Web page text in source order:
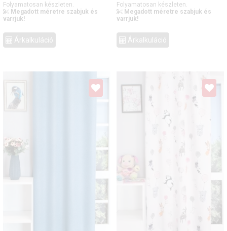
Folyamatosan készleten.
Megadott méretre szabjuk és
varrjuk!
Árkalkuláció
Folyamatosan készleten.
Megadott méretre szabjuk és
varrjuk!
Árkalkuláció